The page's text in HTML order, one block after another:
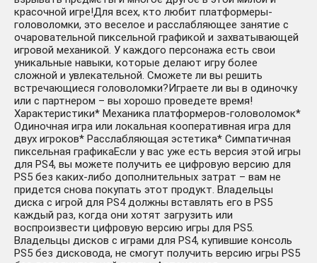
красочной игре!Для всех, кто любит платформеры-
головоломки, это веселое и расслабляющее занятие с
очаровательной пиксельной графикой и захватывающей
игровой механикой. У каждого персонажа есть свои
уникальные навыки, которые делают игру более
сложной и увлекательной. Сможете ли вы решить
встречающиеся головоломки?Играете ли вы в одиночку
или с партнером – вы хорошо проведете время!
Характеристики* Механика платформеров-головоломок*
Одиночная игра или локальная кооперативная игра для
двух игроков* Расслабляющая эстетика* Симпатичная
пиксельная графикаЕсли у вас уже есть версия этой игры
для PS4, вы можете получить ее цифровую версию для
PS5 без каких-либо дополнительных затрат – вам не
придется снова покупать этот продукт. Владельцы
диска с игрой для PS4 должны вставлять его в PS5
каждый раз, когда они хотят загрузить или
воспроизвести цифровую версию игры для PS5.
Владельцы дисков с играми для PS4, купившие консоль
PS5 без дисковода, не смогут получить версию игры PS5